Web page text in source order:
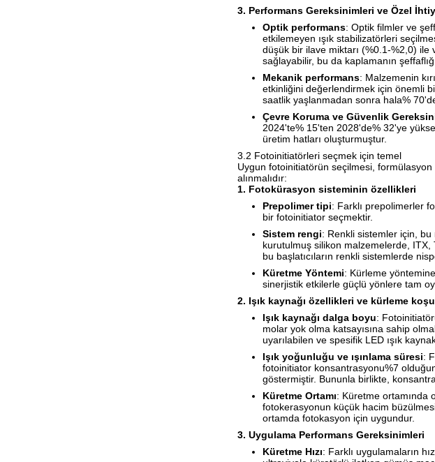
3. Performans Gereksinimleri ve Özel
Optik performans: Optik filmler ve
etkilemeyen ışık stabilizatörleri
düşük bir ilave miktarı (%0.1-%2,0)
sağlayabilir, bu da kaplamanın
Mekanik performans: Malzemenin
etkinliğini değerlendirmek için önemli
saatlik yaşlanmadan sonra hala%
Çevre Koruma ve Güvenlik
2024'te% 15'ten 2028'de% 32'ye
üretim hatları oluşturmuştur.
3.2 Fotoinitiatörleri seçmek için temel
Uygun fotoinitiatörün seçilmesi,
alınmalıdır:
1. Fotokürasyon sisteminin özellikleri
Prepolimer tipi: Farklı prepolimerler
bir fotoinitiator seçmektir.
Sistem rengi: Renkli sistemler için,
kurutulmuş silikon malzemelerde, ITX,
bu başlatıcıların renkli sistemlerde
Küretme Yöntemi: Kürleme
sinerjistik etkilerle güçlü yönlere tam
2. Işık kaynağı özellikleri ve kürleme
Işık kaynağı dalga boyu:
molar yok olma katsayısına sahip
uyarılabilen ve spesifik LED ışık
Işık yoğunluğu ve ışınlama süresi:
fotoinitiator konsantrasyonu%7
göstermiştir. Bununla birlikte,
Küretme Ortamı: Küretme ortamında
fotokerasyonun küçük hacim
ortamda fotokasyon için uygundur.
3. Uygulama Performans Gereksinimleri
Küretme Hızı: Farklı uygulamaların